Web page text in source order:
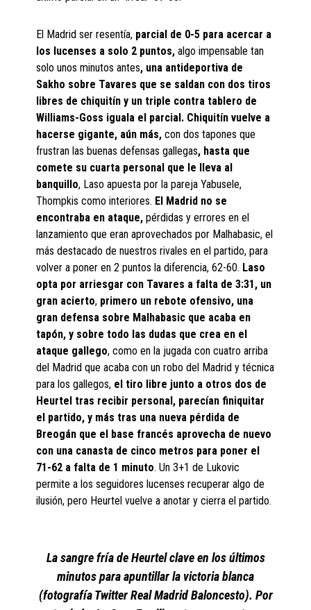
El Madrid ser resentía, parcial de 0-5 para acercar a
los lucenses a solo 2 puntos,algo impensable tan
solo unos minutos antes, una antideportiva de
Sakho sobre Tavares que se saldan con dos tiros
libres de chiquitín y un triple contra tablero de
Williams-Goss iguala el parcial. Chiquitín vuelve a
hacerse gigante, aún más,con dos tapones que
frustran las buenas defensas gallegas, hasta que
comete su cuarta personal que le lleva al
banquillo, Laso apuesta por la pareja Yabusele,
Thompkis como interiores. El Madrid no se
encontraba en ataque,pérdidas y errores en el
lanzamiento que eran aprovechados por Malhabasic, el
más destacado de nuestros rivales en el partido, para
volver a poner en 2 puntos la diferencia, 62-60. Laso
opta por arriesgar con Tavares a falta de 3:31, un
gran acierto, primero un rebote ofensivo, una
gran defensa sobre Malhabasic que acaba en
tapón, y sobre todo las dudas que crea en el
ataque gallego, como en la jugada con cuatro arriba
del Madrid que acaba con un robo del Madrid y técnica
para los gallegos, el tiro libre junto a otros dos de
Heurtel tras recibir personal, parecían finiquitar
el partido, y más tras una nueva pérdida de
Breogán que el base francés aprovecha de nuevo
con una canasta de cinco metros para poner el
71-62 a falta de 1 minuto. Un 3+1 de Lukovic
permite a los seguidores lucenses recuperar algo de
ilusión, pero Heurtel vuelve a anotar y cierra el partido.
La sangre fría de Heurtel clave en los últimos
minutos para apuntillar la victoria blanca
(fotografía Twitter Real Madrid Baloncesto). Por